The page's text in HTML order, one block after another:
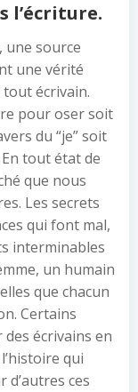
l’écriture.
une source
une vérité
écrivain.
pour oser soit
du “je” soit
tout état de
que nous
Les secrets
qui font mal,
interminables
un humain
que chacun
Certains
écrivains en
qui
ces